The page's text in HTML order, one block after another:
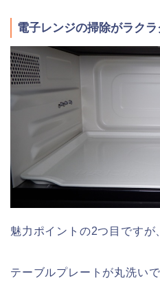
電子レンジの掃除がラクラ
魅力ポイントの2つ目ですが
テーブルプレートが丸洗いで